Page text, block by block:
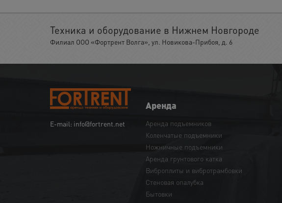
Техника и оборудование в Нижнем Новгороде
Филиал ООО «Фортрент Волга», ул. Новикова-Прибоя, д. 6
E-mail: info@fortrent.net
Аренда
Аренда подъемников
Коленчатые подъемники
Ножничные подъемники
Аренда грунтового катка
Виброплиты и вибротрамбовки
Cтеновая опалубка
Бытовки